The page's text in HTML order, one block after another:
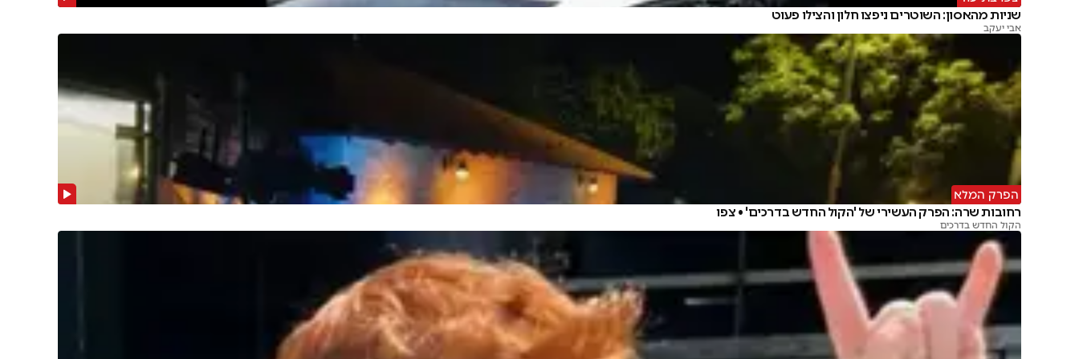
שניות מהאסון: השוטרים ניפצו חלון והצילו פעוט
אבי יעקב
הפרק המלא
רחובות שרה: הפרק העשירי של 'הקול החדש בדרכים' • צפו
הקול החדש בדרכים